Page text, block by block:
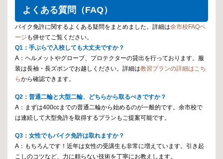
よくある質問（FAQ）
バイク免許に関するよくある疑問をまとめました。詳細は余市校FAQペ
ージ も併せてご覧ください。
Q1：手ぶらで入校しても大丈夫ですか？
A：ヘルメットやグローブ、プロテクターの貸出を行っております。服
装は長袖・長ズボンでお越しください。詳細は教習プランの詳細はこち
らから確認できます。
Q2：普通二輪と大型二輪、どちらから取るべきですか？
A：まずは400ccまでの普通二輪から始めるのが一般的です。余市校で
は連続して大型免許を取得するプランもご提案可能です。
Q3：女性でもバイク免許は取れますか？
A：もちろんです！近年は女性の受講生も非常に増えています。引き起
こしのコツなど、力に頼らない技術を丁寧にお教えします。